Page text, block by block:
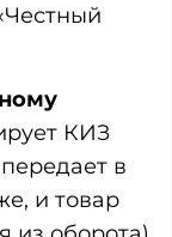
КИЗ
в
и товар